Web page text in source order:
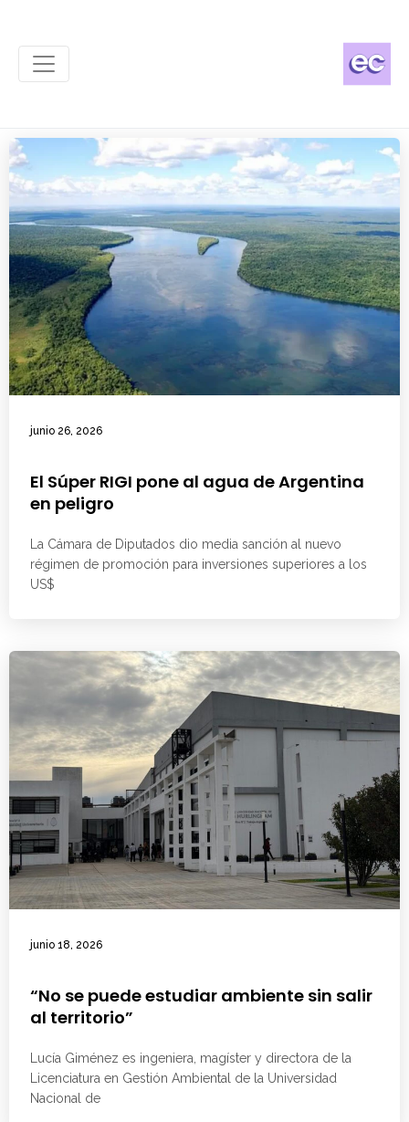
junio 26, 2026
El Súper RIGI pone al agua de Argentina
en peligro
La Cámara de Diputados dio media sanción al nuevo
régimen de promoción para inversiones superiores a los
US$
junio 18, 2026
“No se puede estudiar ambiente sin salir
al territorio”
Lucía Giménez es ingeniera, magíster y directora de la
Licenciatura en Gestión Ambiental de la Universidad
Nacional de